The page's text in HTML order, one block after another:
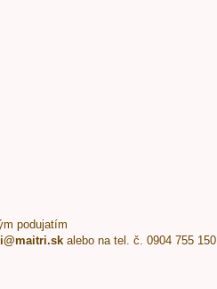
podujatím
alebo na tel. č. 0904 755 150